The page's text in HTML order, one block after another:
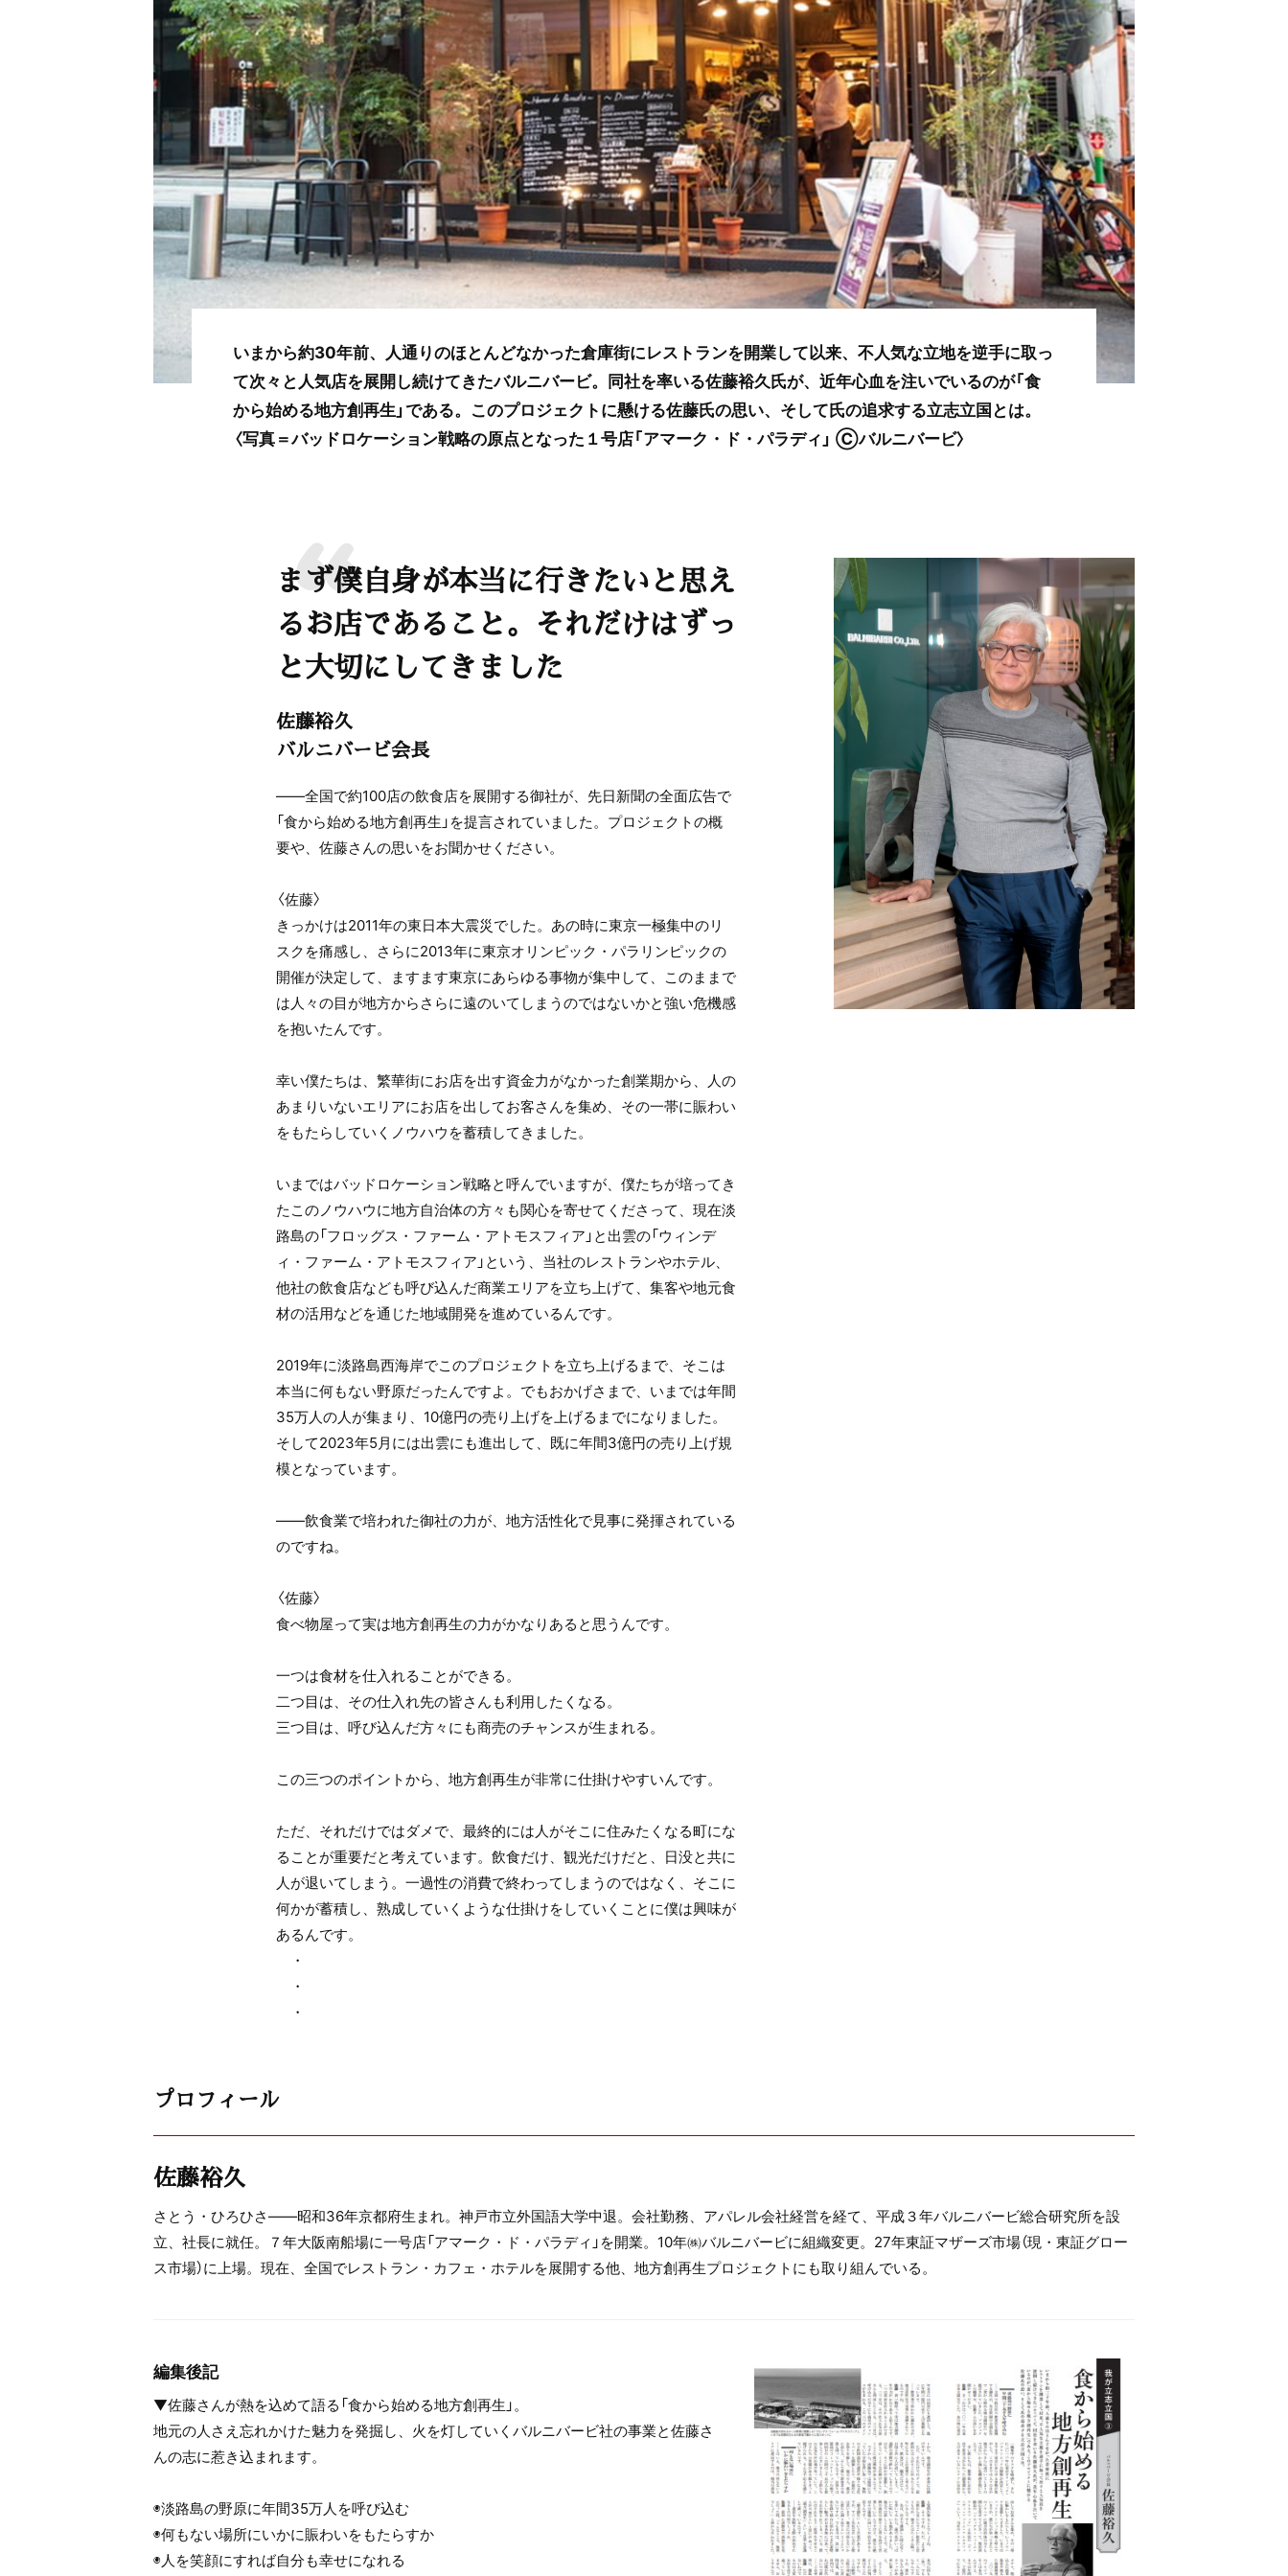
いまから約30年前、人通りのほとんどなかった倉庫街にレストランを開業して以来、不人気な立地を逆手に取っ
て次々と人気店を展開し続けてきたバルニバービ。同社を率いる佐藤裕久氏が、近年心血を注いでいるのが「食
から始める地方創再生」である。このプロジェクトに懸ける佐藤氏の思い、そして氏の追求する立志立国とは。
〈写真＝バッドロケーション戦略の原点となった１号店「アマーク・ド・パラディ」 Ⓒバルニバービ〉
まず僕自身が本当に行きたいと思え
るお店であること。それだけはずっ
と大切にしてきました
佐藤裕久
バルニバービ会長
――全国で約100店の飲食店を展開する御社が、先日新聞の全面広告で
「食から始める地方創再生」を提言されていました。プロジェクトの概
要や、佐藤さんの思いをお聞かせください。
〈佐藤〉
きっかけは2011年の東日本大震災でした。あの時に東京一極集中のリ
スクを痛感し、さらに2013年に東京オリンピック・パラリンピックの
開催が決定して、ますます東京にあらゆる事物が集中して、このままで
は人々の目が地方からさらに遠のいてしまうのではないかと強い危機感
を抱いたんです。
幸い僕たちは、繁華街にお店を出す資金力がなかった創業期から、人の
あまりいないエリアにお店を出してお客さんを集め、その一帯に賑わい
をもたらしていくノウハウを蓄積してきました。
いまではバッドロケーション戦略と呼んでいますが、僕たちが培ってき
たこのノウハウに地方自治体の方々も関心を寄せてくださって、現在淡
路島の「フロッグス・ファーム・アトモスフィア」と出雲の「ウィンデ
ィ・ファーム・アトモスフィア」という、当社のレストランやホテル、
他社の飲食店なども呼び込んだ商業エリアを立ち上げて、集客や地元食
材の活用などを通じた地域開発を進めているんです。
2019年に淡路島西海岸でこのプロジェクトを立ち上げるまで、そこは
本当に何もない野原だったんですよ。でもおかげさまで、いまでは年間
35万人の人が集まり、10億円の売り上げを上げるまでになりました。
そして2023年5月には出雲にも進出して、既に年間3億円の売り上げ規
模となっています。
――飲食業で培われた御社の力が、地方活性化で見事に発揮されている
のですね。
〈佐藤〉
食べ物屋って実は地方創再生の力がかなりあると思うんです。
一つは食材を仕入れることができる。
二つ目は、その仕入れ先の皆さんも利用したくなる。
三つ目は、呼び込んだ方々にも商売のチャンスが生まれる。
この三つのポイントから、地方創再生が非常に仕掛けやすいんです。
ただ、それだけではダメで、最終的には人がそこに住みたくなる町にな
ることが重要だと考えています。飲食だけ、観光だけだと、日没と共に
人が退いてしまう。一過性の消費で終わってしまうのではなく、そこに
何かが蓄積し、熟成していくような仕掛けをしていくことに僕は興味が
あるんです。
・
・
・
プロフィール
佐藤裕久
さとう・ひろひさ――昭和36年京都府生まれ。神戸市立外国語大学中退。会社勤務、アパレル会社経営を経て、平成３年バルニバービ総合研究所を設
立、社長に就任。７年大阪南船場に一号店「アマーク・ド・パラディ」を開業。10年㈱バルニバービに組織変更。27年東証マザーズ市場（現・東証グロー
ス市場）に上場。現在、全国でレストラン・カフェ・ホテルを展開する他、地方創再生プロジェクトにも取り組んでいる。
編集後記
▼佐藤さんが熱を込めて語る「食から始める地方創再生」。
地元の人さえ忘れかけた魅力を発掘し、火を灯していくバルニバービ社の事業と佐藤さ
んの志に惹き込まれます。
◉淡路島の野原に年間35万人を呼び込む
◉何もない場所にいかに賑わいをもたらすか
◉人を笑顔にすれば自分も幸せになれる